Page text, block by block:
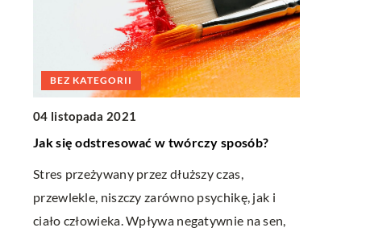
BEZ KATEGORII
04 listopada 2021
Jak się odstresować w twórczy sposób?
Stres przeżywany przez dłuższy czas,
przewlekle, niszczy zarówno psychikę, jak i
ciało człowieka. Wpływa negatywnie na sen,